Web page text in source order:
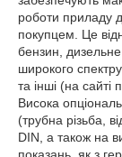
роботи приладу
покупцем. Це
бензин,
широкого
та інші (на сайті
Висока
(трубна різьба,
DIN, а також на